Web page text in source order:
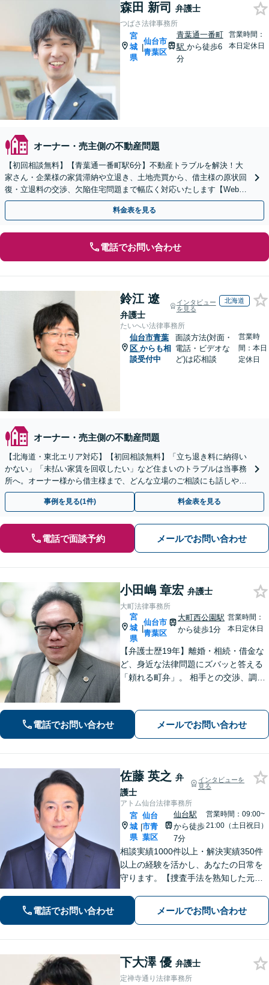
森田 新司 弁護士
つばさ法律事務所
宮
城
県
|
仙台市
青葉区
青葉通一番町
駅 から徒歩6
分
営業時間：
本日定休日
オーナー・売主側の不動産問題
【初回相談無料】【青葉通一番町駅6分】不動産トラブルを解決！大
家さん・企業様の家賃滞納や立退き、土地売買から、借主様の原状回
復・立退料の交渉、欠陥住宅問題まで幅広く対応いたします【Web面
談可能】
料金表を見る
電話でお問い合わせ
鈴江 遼
弁護士
インタビュー
を見る
北海道
たいへい法律事務所
仙台市青葉
区 からも相
談受付中
面談方法(対面・
電話・ビデオな
ど)は応相談
営業時
間：本日
定休日
オーナー・売主側の不動産問題
【北海道・東北エリア対応】【初回相談無料】「立ち退き料に納得い
かない」「未払い家賃を回収したい」など住まいのトラブルは当事務
所へ。オーナー様から借主様まで、どんな立場のご相談にも話しやす
い弁護士が対応します。ＷＥＢ面談可。
事例を見る(1件) 料金表を見る
電話で面談予約 メールでお問い合わせ
小田嶋 章宏 弁護士
大町法律事務所
宮
城
県
|
仙台市
青葉区
大町西公園駅
から徒歩1分
営業時間：
本日定休日
【弁護士歴19年】離婚・相続・借金な
ど、身近な法律問題にズバッと答える
「頼れる町弁」。 相手との交渉、調
談料30分1,100円】【大町西公園駅1
分】【夜間・休日対応可能】
電話でお問い合わせ メールでお問い合わせ
佐藤 英之 弁
護士
インタビューを
見る
アトム仙台法律事務所
宮
城
県
|
仙台
市青
葉区
仙台駅
から徒歩
7分
営業時間：09:00~
21:00（土日祝日）
相談実績1000件以上・解決実績350件
以上の経験を活かし、あなたの日常を
守ります。【捜査手法を熟知した元警
電話でお問い合わせ メールでお問い合わせ
下大澤 優 弁護士
定禅寺通り法律事務所